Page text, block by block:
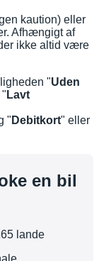
kaution) eller
Afhængigt af
ikke altid være
"Uden
Lavt
" Debitkort" eller
en bil
lande